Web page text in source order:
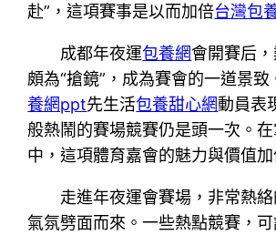
赴”，這項賽事是以而加倍台灣包
成都年夜運包養網會開賽后
頗為“搶鏡”，成為賽會的一道景
養網ppt先生活包養甜心網動員表
般熱鬧的賽場競賽仍是頭一次。
中，這項體育嘉會的魅力與價值加
走進年夜運會賽場，非常熱
氣氛劈面而來。一些熱點競賽，可